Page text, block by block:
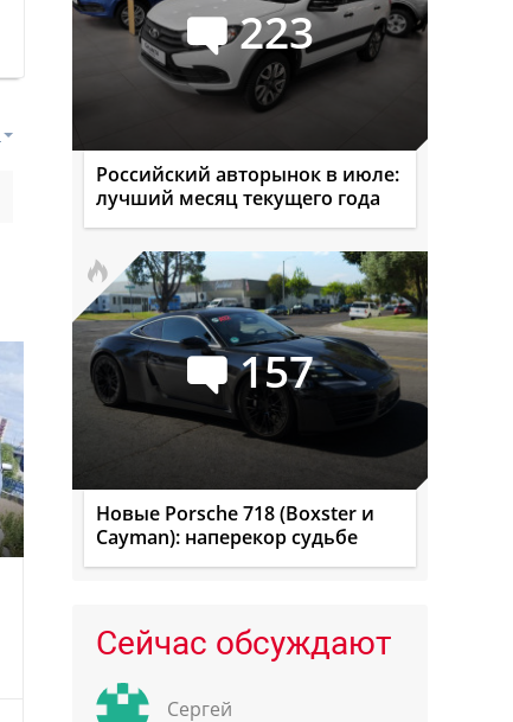
223
Российский авторынок в июле:
лучший месяц текущего года
157
Новые Porsche 718 (Boxster и
Cayman): наперекор судьбе
Сейчас обсуждают
Сергей